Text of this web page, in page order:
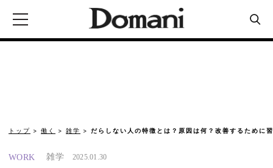
トップ 働く 雑学 だらしない人の特徴とは？原因は何？改善するために
WORK 雑学 2025.01.30